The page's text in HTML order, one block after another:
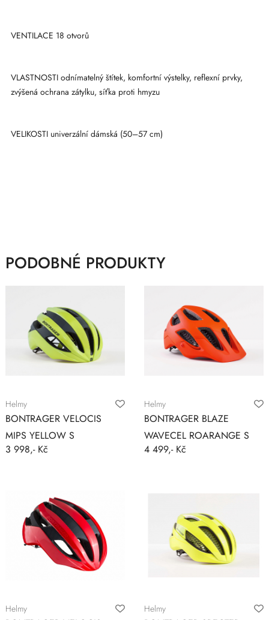
VENTILACE 18 otvorů
VLASTNOSTI odnímatelný štítek, komfortní výstelky, reflexní prvky,
zvýšená ochrana zátylku, síťka proti hmyzu
VELIKOSTI univerzální dámská (50–57 cm)
PODOBNÉ PRODUKTY
Helmy
BONTRAGER VELOCIS
MIPS YELLOW S
3 998,- Kč
Helmy
BONTRAGER BLAZE
WAVECEL ROARANGE S
4 499,- Kč
Helmy Helmy